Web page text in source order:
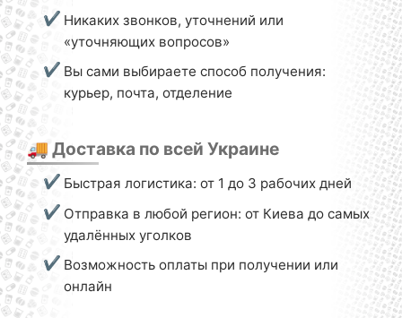
Никаких звонков, уточнений или
«уточняющих вопросов»
Вы сами выбираете способ получения:
курьер, почта, отделение
🚚 Доставка по всей Украине
Быстрая логистика: от 1 до 3 рабочих дней
Отправка в любой регион: от Киева до самых
удалённых уголков
Возможность оплаты при получении или
онлайн